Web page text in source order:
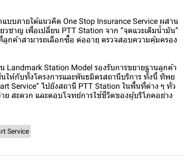
บบภายใต้แนวคิด One Stop Insurance Service ผสาน
ชาญ เพื่อเปลี่ยน PTT Station จาก “จุดแวะเติมน้ำมัน”
กค้าสามารถเลือกซื้อ ต่ออายุ ตรวจสอบความคุ้มครอง
Station Model รองรับการขยายฐานลูกค้า
ให้กับทั้งโครงการและพันธมิตรสถานีบริการ ทั้งนี้ ทิพย
Service” ไปยังสถานี PTT Station ในพื้นที่ต่าง ๆ ทั่ว
ย สะดวก และตอบโจทย์การใช้ชีวิตของผู้บริโภคอย่าง
Service